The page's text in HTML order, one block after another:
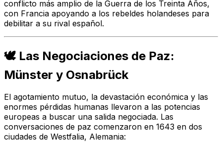
conflicto más amplio de la Guerra de los Treinta Años,
con Francia apoyando a los rebeldes holandeses para
debilitar a su rival español.
🕊️ Las Negociaciones de Paz:
Münster y Osnabrück
El agotamiento mutuo, la devastación económica y las
enormes pérdidas humanas llevaron a las potencias
europeas a buscar una salida negociada. Las
conversaciones de paz comenzaron en 1643 en dos
ciudades de Westfalia, Alemania: